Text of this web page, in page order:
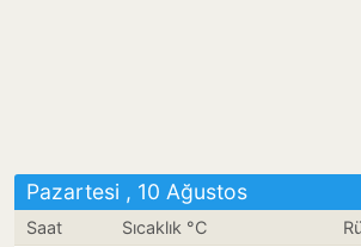
Pazartesi , 10 Ağustos
Saat Sıcaklık °C